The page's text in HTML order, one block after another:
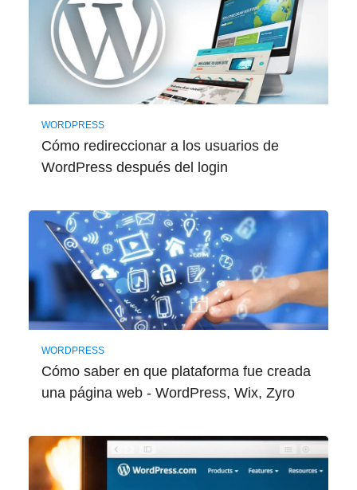
WORDPRESS
Cómo redireccionar a los usuarios de
WordPress después del login
WORDPRESS
Cómo saber en que plataforma fue creada
una página web - WordPress, Wix, Zyro